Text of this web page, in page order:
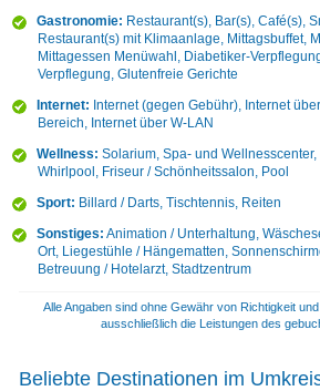
Gastronomie: Restaurant(s), Bar(s), Café(s),
Restaurant(s) mit Klimaanlage, Mittagsbuffet,
Mittagessen Menüwahl, Diabetiker-
Verpflegung, Glutenfreie Gerichte
Internet: Internet (gegen Gebühr), Internet
Bereich, Internet über W-LAN
Wellness: Solarium, Spa- und
Whirlpool, Friseur / Schönheitssalon, Pool
Sport: Billard / Darts, Tischtennis, Reiten
Sonstiges: Animation / Unterhaltung,
Ort, Liegestühle / Hängematten,
Betreuung / Hotelarzt, Stadtzentrum
Alle Angaben sind ohne Gewähr von Richtigkeit
ausschließlich die Leistungen des
Beliebte Destinationen im